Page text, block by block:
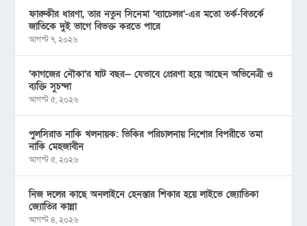
ফারুকীর ধারণা, তার নতুন সিনেমা ‘ব্যাচেলর’-এর মতো তর্ক-বিতর্কে
জাতিকে দুই ভাগে বিভক্ত করতে পারে
আগস্ট ৭, ২০২৬
‘কাগজের নৌকা’র ষাট বছর— যেভাবে প্রেরণা হয়ে আছেন অভিনেত্রী ও
ব্যক্তি সুচন্দা
আগস্ট ৫, ২০২৬
পুলসিরাত নাকি খলনায়ক: ভিকির পরিচালনায় নিশোর বিপরীতে তমা
নাকি মেহজাবীন
আগস্ট ৫, ২০২৬
নিজ দলের কাছে অনলাইনে হেনস্তার শিকার হয়ে লাইভে জ্যোতিকা
জ্যোতির কান্না
আগস্ট ৪, ২০২৬